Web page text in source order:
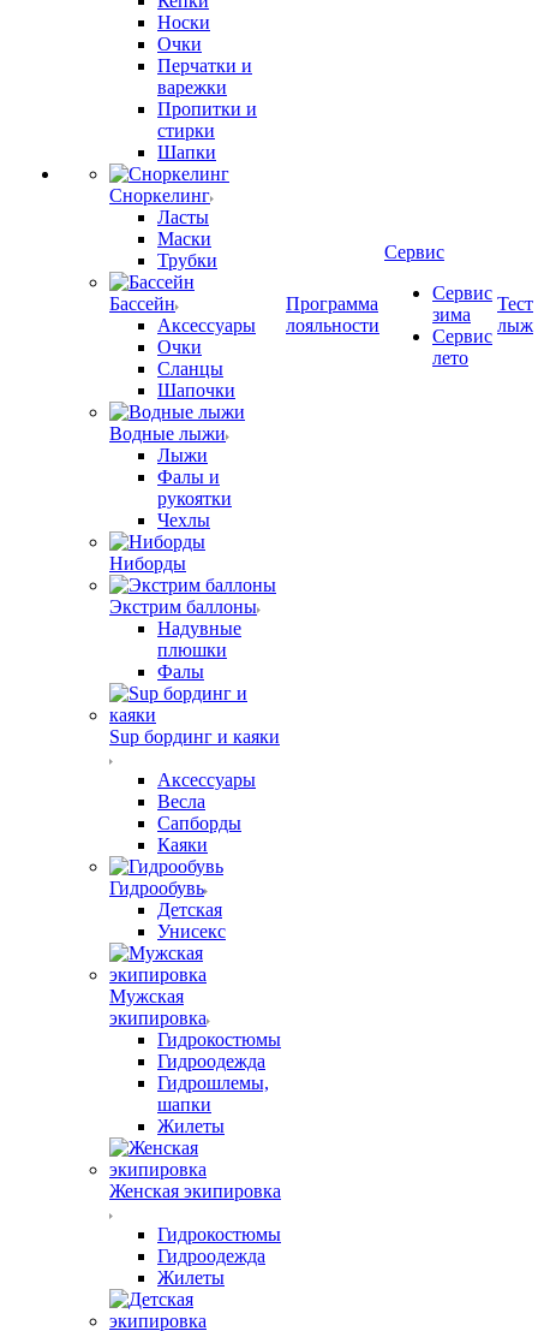
Носки
Очки
Перчатки и
варежки
Пропитки и
стирки
Шапки
Сноркелинг
Ласты
Маски
Трубки
Бассейн
Аксессуары
Очки
Сланцы
Шапочки
Водные лыжи
Лыжи
Фалы и
рукоятки
Чехлы
Ниборды
Экстрим баллоны
Надувные
плюшки
Фалы
Sup бординг и каяки
Аксессуары
Весла
Сапборды
Каяки
Гидрообувь
Детская
Унисекс
Мужская
экипировка
Гидрокостюмы
Гидроодежда
Гидрошлемы,
шапки
Жилеты
Женская экипировка
Гидрокостюмы
Гидроодежда
Жилеты
Программа
лояльности
Сервис
Сервис
зима
Сервис
лето
Тест
лыж